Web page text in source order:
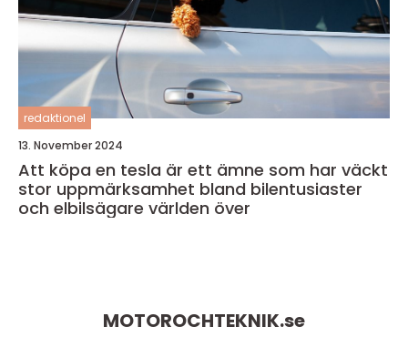
redaktionel
13. November 2024
Att köpa en tesla är ett ämne som har väckt
stor uppmärksamhet bland bilentusiaster
och elbilsägare världen över
MOTOROCHTEKNIK.se